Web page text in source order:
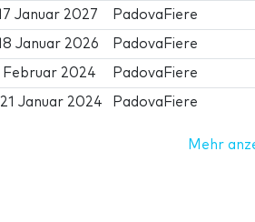
Januar 2027 PadovaFiere
Januar 2026 PadovaFiere
Februar 2024 PadovaFiere
21 Januar 2024 PadovaFiere
Mehr